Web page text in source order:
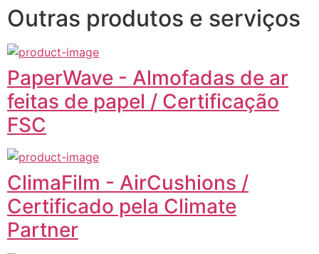
Outras produtos e serviços
PaperWave - Almofadas de ar
feitas de papel / Certificação
FSC
ClimaFilm - AirCushions /
Certificado pela Climate
Partner